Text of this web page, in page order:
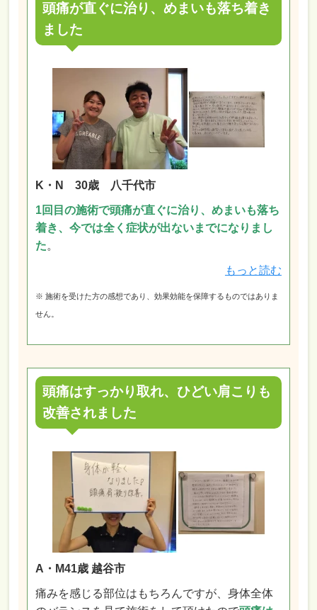
頭痛が直ぐに治り、めまいも落ち着き
ました
K・N 30歳 八千代市
1回目の施術で頭痛が直ぐに治り、めまいも落ち
着き、今では全く症状が出ないまでになりまし
た。
もっと読む
※ 施術を受けた方の感想であり、効果効能を保障するものではありま
せん。
頭痛はすっかり取れ、ひどい肩こりも
改善されました
A・M41歳 越谷市
痛みを感じる部位はもちろんですが、身体全体